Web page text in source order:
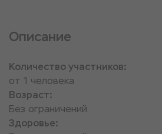
Описание
Количество участников:
от 1 человека
Возраст:
Без ограничений
Здоровье: